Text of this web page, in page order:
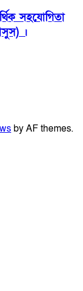
সহযোগিতা
।
by AF themes.